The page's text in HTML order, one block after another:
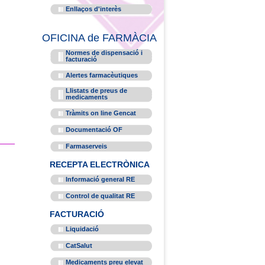
Enllaços d'interès
OFICINA de FARMÀCIA
Normes de dispensació i
facturació
Alertes farmacèutiques
Llistats de preus de
medicaments
Tràmits on line Gencat
Documentació OF
Farmaserveis
RECEPTA ELECTRÒNICA
Informació general RE
Control de qualitat RE
FACTURACIÓ
Liquidació
CatSalut
Medicaments preu elevat